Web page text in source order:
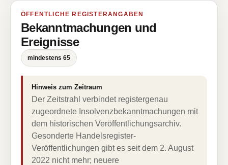
ÖFFENTLICHE REGISTERANGABEN
Bekanntmachungen und
Ereignisse
mindestens 65
Hinweis zum Zeitraum
Der Zeitstrahl verbindet registergenau
zugeordnete Insolvenzbekanntmachungen mit
dem historischen Veröffentlichungsarchiv.
Gesonderte Handelsregister-
Veröffentlichungen gibt es seit dem 2. August
2022 nicht mehr; neuere